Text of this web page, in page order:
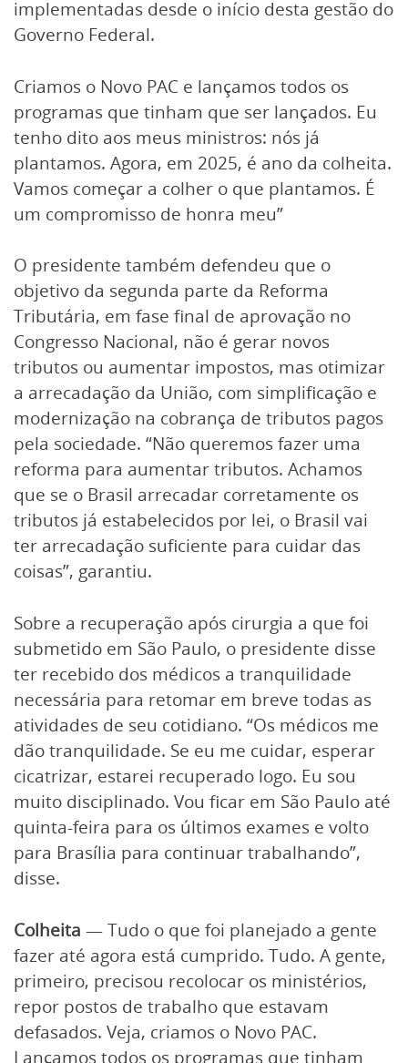
implementadas desde o início desta gestão do
Governo Federal.
Criamos o Novo PAC e lançamos todos os
programas que tinham que ser lançados. Eu
tenho dito aos meus ministros: nós já
plantamos. Agora, em 2025, é ano da colheita.
Vamos começar a colher o que plantamos. É
um compromisso de honra meu”
O presidente também defendeu que o
objetivo da segunda parte da Reforma
Tributária, em fase final de aprovação no
Congresso Nacional, não é gerar novos
tributos ou aumentar impostos, mas otimizar
a arrecadação da União, com simplificação e
modernização na cobrança de tributos pagos
pela sociedade. “Não queremos fazer uma
reforma para aumentar tributos. Achamos
que se o Brasil arrecadar corretamente os
tributos já estabelecidos por lei, o Brasil vai
ter arrecadação suficiente para cuidar das
coisas”, garantiu.
Sobre a recuperação após cirurgia a que foi
submetido em São Paulo, o presidente disse
ter recebido dos médicos a tranquilidade
necessária para retomar em breve todas as
atividades de seu cotidiano. “Os médicos me
dão tranquilidade. Se eu me cuidar, esperar
cicatrizar, estarei recuperado logo. Eu sou
muito disciplinado. Vou ficar em São Paulo até
quinta-feira para os últimos exames e volto
para Brasília para continuar trabalhando”,
disse.
Colheita — Tudo o que foi planejado a gente
fazer até agora está cumprido. Tudo. A gente,
primeiro, precisou recolocar os ministérios,
repor postos de trabalho que estavam
defasados. Veja, criamos o Novo PAC.
Lançamos todos os programas que tinham